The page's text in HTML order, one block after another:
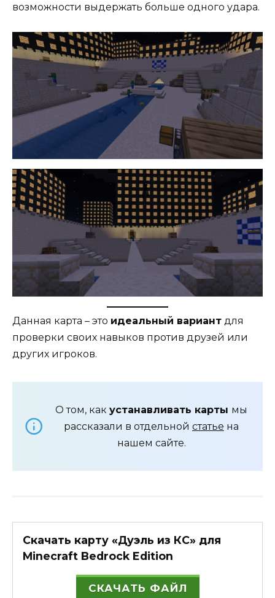
возможности выдержать больше одного удара.
Данная карта – это идеальный вариант для
проверки своих навыков против друзей или
других игроков.
О том, как устанавливать карты мы
рассказали в отдельной статье на
нашем сайте.
Скачать карту «Дуэль из КС» для
Minecraft Bedrock Edition
СКАЧАТЬ ФАЙЛ